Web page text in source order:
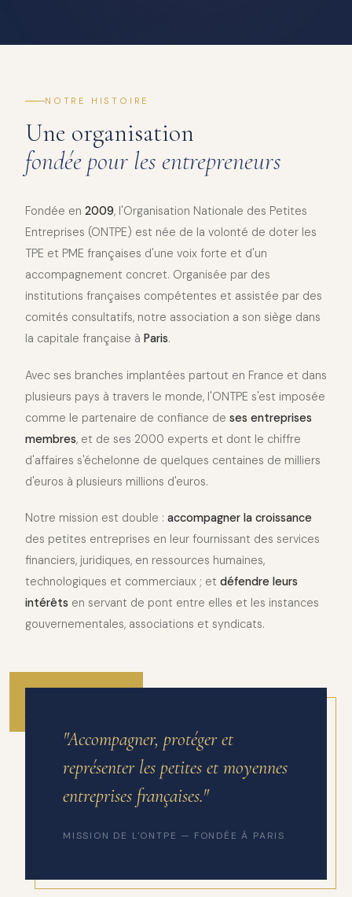
NOTRE HISTOIRE
Une organisation
fondée pour les entrepreneurs
Fondée en 2009, l'Organisation Nationale des Petites
Entreprises (ONTPE) est née de la volonté de doter les
TPE et PME françaises d'une voix forte et d'un
accompagnement concret. Organisée par des
institutions françaises compétentes et assistée par des
comités consultatifs, notre association a son siège dans
la capitale française à Paris.
Avec ses branches implantées partout en France et dans
plusieurs pays à travers le monde, l'ONTPE s'est imposée
comme le partenaire de confiance de ses entreprises
membres, et de ses 2000 experts et dont le chiffre
d'affaires s'échelonne de quelques centaines de milliers
d'euros à plusieurs millions d'euros.
Notre mission est double : accompagner la croissance
des petites entreprises en leur fournissant des services
financiers, juridiques, en ressources humaines,
technologiques et commerciaux ; et défendre leurs
intérêts en servant de pont entre elles et les instances
gouvernementales, associations et syndicats.
2010
ANNÉE DE FONDATION
"Accompagner, protéger et
représenter les petites et moyennes
entreprises françaises."
MISSION DE L'ONTPE — FONDÉE À PARIS